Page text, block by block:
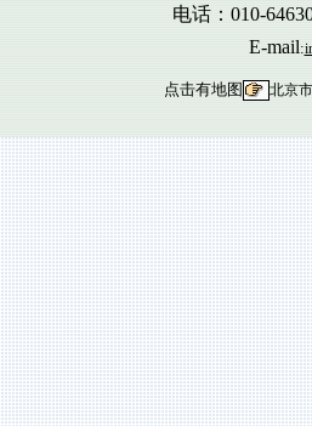
电话：010-
E-mail:
点击有地图 北京